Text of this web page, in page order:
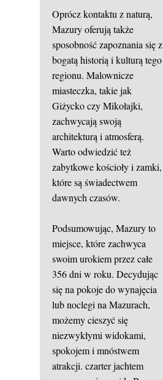
Oprócz kontaktu z naturą,
Mazury oferują także
sposobność zapoznania się z
bogatą historią i kulturą tego
regionu. Malownicze
miasteczka, takie jak
Giżycko czy Mikołajki,
zachwycają swoją
architekturą i atmosferą.
Warto odwiedzić też
zabytkowe kościoły i zamki,
które są świadectwem
dawnych czasów.
Podsumowując, Mazury to
miejsce, które zachwyca
swoim urokiem przez całe
356 dni w roku. Decydując
się na pokoje do wynajęcia
lub noclegi na Mazurach,
możemy cieszyć się
niezwykłymi widokami,
spokojem i mnóstwem
atrakcji. czarter jachtem